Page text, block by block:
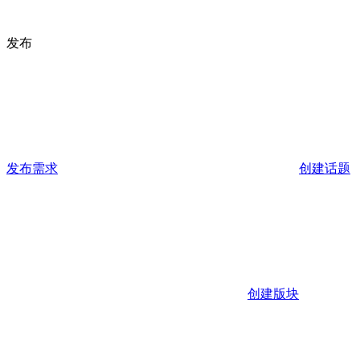
发布
发布需求 创建话题
创建版块